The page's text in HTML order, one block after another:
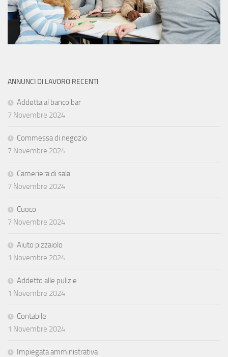
ANNUNCI DI LAVORO RECENTI
Addetta al banco bar
7 Novembre 2024
Commessa di negozio
7 Novembre 2024
Cameriera di sala
7 Novembre 2024
Cuoco
7 Novembre 2024
Aiuto pizzaiolo
1 Novembre 2024
Addetto alle pulizie
1 Novembre 2024
Contabile
1 Novembre 2024
Impiegata amministrativa